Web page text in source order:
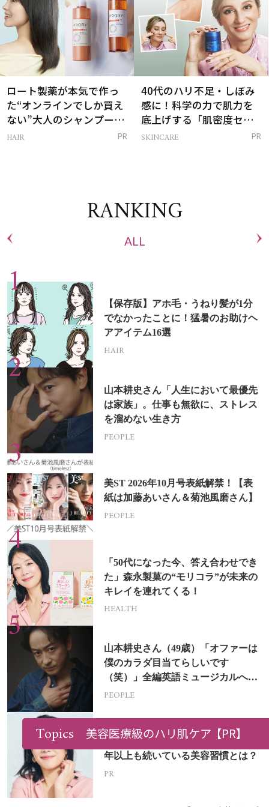
ロート製薬が本気で作っ
た“オンラインでしか買え
ない”大人のシャンプー＆
トリートメントって？
HAIR PR
40代のハリ不足・しぼみ
感に！科学の力で肌力を
底上げする「肌密度セラ
ム」
SKINCARE PR
RANKING
ALL
【保存版】アホ毛・うねり髪が1分
でなかったことに！猛暑のお助けヘ
アアイテム16選
HAIR
山本耕史さん「人生において最優先
は家族」。仕事も無欲に、ストレス
を溜めない生き方
PEOPLE
美ST 2026年10月号表紙解禁！【表
紙は加藤あいさん＆菊池風磨さん】
PEOPLE
「50代になった今、答え合わせでき
た」森永製菓の“モリコラ”が未来の
キレイを連れてくる！
HEALTH
山本耕史さん（49歳）「オファーは
僕のカラダ目当てらしいです
（笑）」全編英語ミュージカルへの
挑戦
PEOPLE
【美STリュクス紙本さん(54歳)】10
年以上も続いている美容習慣とは？
PR
Topics 美容医療級のハリ肌ケア【PR】